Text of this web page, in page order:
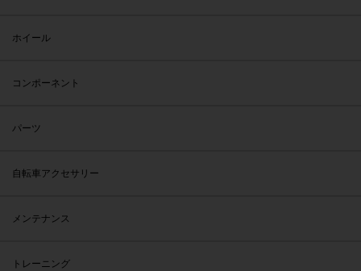
ホイール
コンポーネント
パーツ
自転車アクセサリー
メンテナンス
トレーニング